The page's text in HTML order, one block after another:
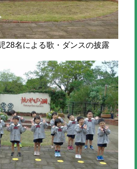
28名による歌・ダンスの披露